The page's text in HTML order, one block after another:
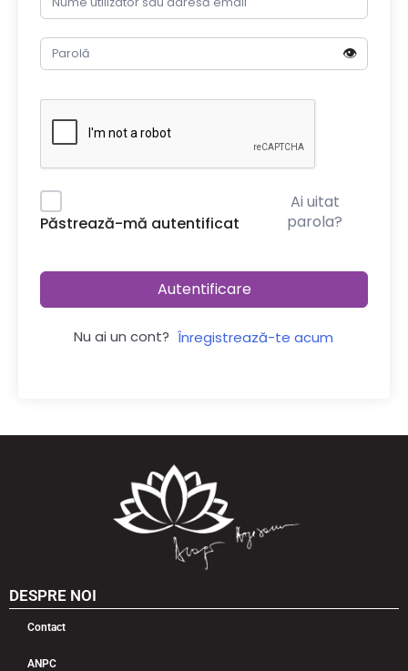
👁️
Păstrează-mă autentificat
Ai uitat
parola?
Autentificare
Nu ai un cont? Înregistrează-te acum
DESPRE NOI
Contact
ANPC